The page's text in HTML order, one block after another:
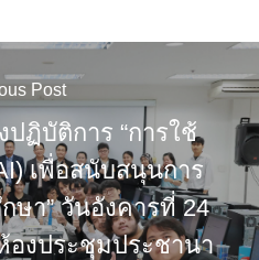
Post
ปฏิบัติการ “การใช้
เพื่อสนับสนุนการ
า” วันอังคารที่ 24
งประชุมประชานา